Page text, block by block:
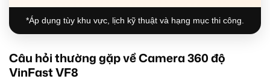
*Áp dụng tùy khu vực, lịch kỹ thuật và hạng mục thi công.
Câu hỏi thường gặp về Camera 360 độ
VinFast VF8